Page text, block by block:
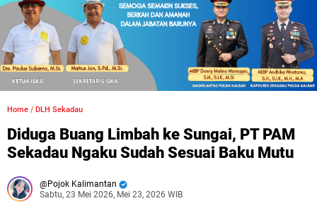
Home / DLH Sekadau
Diduga Buang Limbah ke Sungai, PT PAM
Sekadau Ngaku Sudah Sesuai Baku Mutu
Pojok Kalimantan
Sabtu, 23 Mei 2026, Mei 23, 2026 WIB